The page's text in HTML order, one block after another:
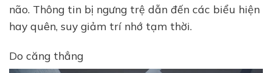
não. Thông tin bị ngưng trệ dẫn đến các biểu hiện
hay quên, suy giảm trí nhớ tạm thời.
Do căng thẳng